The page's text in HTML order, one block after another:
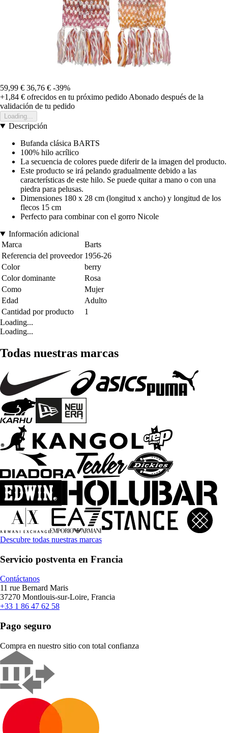
59,99 € 36,76 € -39%
+1,84 € ofrecidos en tu próximo pedido Abonado después de la
validación de tu pedido
Loading...
Descripción
Bufanda clásica BARTS
100% hilo acrílico
La secuencia de colores puede diferir de la imagen del producto.
Este producto se irá pelando gradualmente debido a las
características de este hilo. Se puede quitar a mano o con una
piedra para pelusas.
Dimensiones 180 x 28 cm (longitud x ancho) y longitud de los
flecos 15 cm
Perfecto para combinar con el gorro Nicole
Información adicional
Marca
Barts
Referencia del proveedor 1956-26
Color
berry
Color dominante
Rosa
Como
Mujer
Edad
Adulto
Cantidad por producto
1
Loading...
Loading...
Todas nuestras marcas
Descubre todas nuestras marcas
Servicio postventa en Francia
Contáctanos
11 rue Bernard Maris
37270 Montlouis-sur-Loire, Francia
+33 1 86 47 62 58
Pago seguro
Compra en nuestro sitio con total confianza